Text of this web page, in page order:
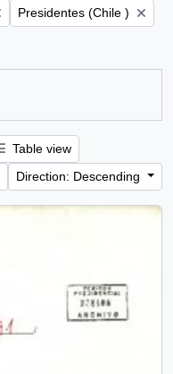
Remove filter:
Presidentes (Chile )
Table view
Direction: Descending